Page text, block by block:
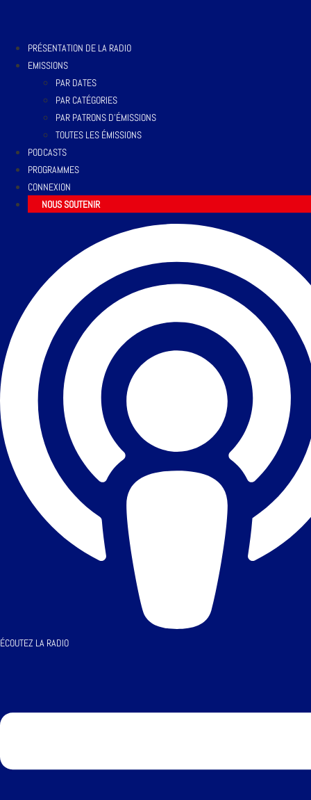
PRÉSENTATION DE LA RADIO
EMISSIONS
PAR DATES
PAR CATÉGORIES
PAR PATRONS D’ÉMISSIONS
TOUTES LES ÉMISSIONS
PODCASTS
PROGRAMMES
CONNEXION
NOUS SOUTENIR
ÉCOUTEZ LA RADIO